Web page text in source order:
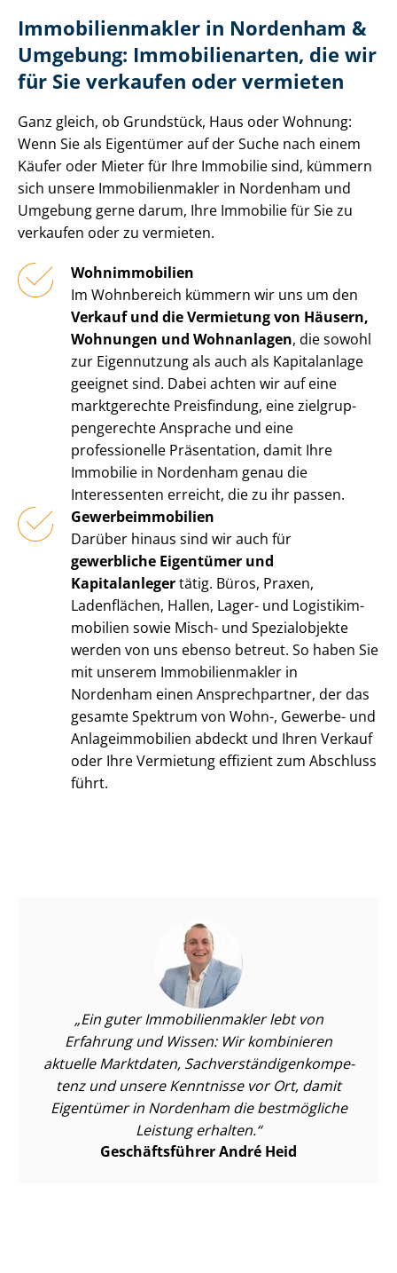
Im­mo­bi­li­en­mak­ler in Nordenham &
Umgebung: Immobilienarten, die wir
für Sie verkaufen oder vermieten
Ganz gleich, ob Grundstück, Haus oder Wohnung:
Wenn Sie als Eigentümer auf der Suche nach einem
Käufer oder Mieter für Ihre Immobilie sind, kümmern
sich unsere Im­mo­bi­li­en­mak­ler in Nordenham und
Umgebung gerne darum, Ihre Immobilie für Sie zu
verkaufen oder zu vermieten.
Wohnimmobilien
Im Wohnbereich kümmern wir uns um den
Verkauf und die Vermietung von Häusern,
Wohnungen und Wohnanlagen, die sowohl
zur Eigennutzung als auch als Kapitalanlage
geeignet sind. Dabei achten wir auf eine
marktgerechte Preisfindung, eine ziel­grup­
pen­ge­rech­te Ansprache und eine
professionelle Präsentation, damit Ihre
Immobilie in Nordenham genau die
Interessenten erreicht, die zu ihr passen.
Ge­wer­be­im­mo­bi­li­en
Darüber hinaus sind wir auch für
gewerbliche Eigentümer und
Kapitalanlegertätig. Büros, Praxen,
Ladenflächen, Hallen, Lager- und Lo­gis­tik­im­
mo­bi­li­en sowie Misch- und Spezialobjekte
werden von uns ebenso betreut. So haben Sie
mit unserem Im­mo­bi­li­en­mak­ler in
Nordenham einen Ansprechpartner, der das
gesamte Spektrum von Wohn-, Gewerbe- und
An­la­ge­im­mo­bi­li­en abdeckt und Ihren Verkauf
oder Ihre Vermietung effizient zum Abschluss
führt.
Ein guter Im­mo­bi­li­en­mak­ler lebt von
Erfahrung und Wissen: Wir kombinieren
aktuelle Marktdaten, Sach­ver­stän­di­gen­kom­pe­
tenz und unsere Kenntnisse vor Ort, damit
Eigentümer in Nordenham die bestmögliche
Leistung erhalten.
Geschäftsführer André Heid